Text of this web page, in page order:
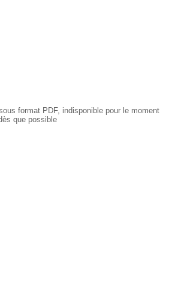
format PDF, indisponible pour le moment
que possible